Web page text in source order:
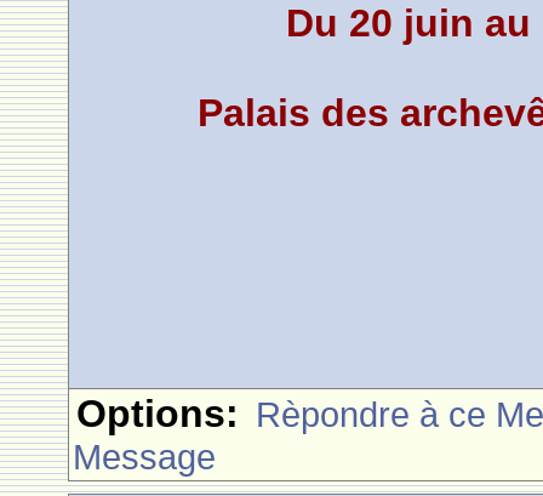
Du 20 juin au
Palais des
Options: Rèpondre à ce
Message